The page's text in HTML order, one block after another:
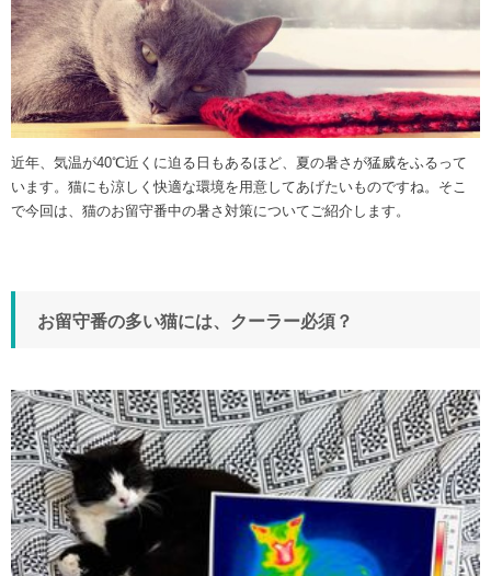
近年、気温が40℃近くに迫る日もあるほど、夏の暑さが猛威をふるって
います。猫にも涼しく快適な環境を用意してあげたいものですね。そこ
で今回は、猫のお留守番中の暑さ対策についてご紹介します。
お留守番の多い猫には、クーラー必須？